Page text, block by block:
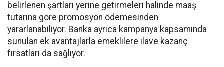
belirlenen şartları yerine getirmeleri halinde maaş
tutarına göre promosyon ödemesinden
yararlanabiliyor. Banka ayrıca kampanya kapsamında
sunulan ek avantajlarla emeklilere ilave kazanç
fırsatları da sağlıyor.